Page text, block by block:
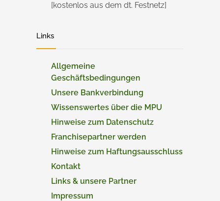
[kostenlos aus dem dt. Festnetz]
Links
Allgemeine
Geschäftsbedingungen
Unsere Bankverbindung
Wissenswertes über die MPU
Hinweise zum Datenschutz
Franchisepartner werden
Hinweise zum Haftungsausschluss
Kontakt
Links & unsere Partner
Impressum